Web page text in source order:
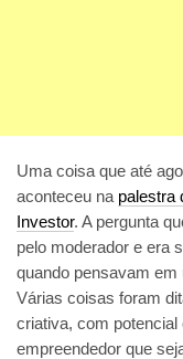
Uma coisa que até
aconteceu na palestra
Investor. A pergunta
pelo moderador e era
quando pensavam em
Várias coisas foram
criativa, com
empreendedor que